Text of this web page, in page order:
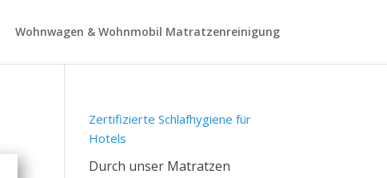
Wohnwagen & Wohnmobil Matratzenreinigung
Zertifizierte Schlafhygiene für
Hotels
Durch unser Matratzen